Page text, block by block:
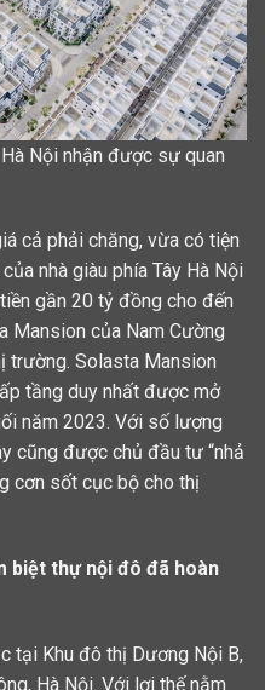
Nội nhận được sự quan
cả phải chăng, vừa có tiện
nhà giàu phía Tây Hà Nội
gần 20 tỷ đồng cho đến
Mansion của Nam Cường
trường. Solasta Mansion
tầng duy nhất được mở
năm 2023. Với số lượng
cũng được chủ đầu tư “nhả
cơn sốt cục bộ cho thị
biệt thự nội đô đã hoàn
tại Khu đô thị Dương Nội B,
Hà Nội. Với lợi thế nằm